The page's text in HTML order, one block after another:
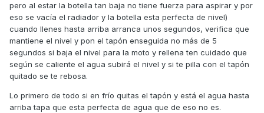
pero al estar la botella tan baja no tiene fuerza para aspirar y por
eso se vacía el radiador y la botella esta perfecta de nivel)
cuando llenes hasta arriba arranca unos segundos, verifica que
mantiene el nivel y pon el tapón enseguida no más de 5
segundos si baja el nivel para la moto y rellena ten cuidado que
según se caliente el agua subirá el nivel y si te pilla con el tapón
quitado se te rebosa.
Lo primero de todo si en frío quitas el tapón y está el agua hasta
arriba tapa que esta perfecta de agua que de eso no es.